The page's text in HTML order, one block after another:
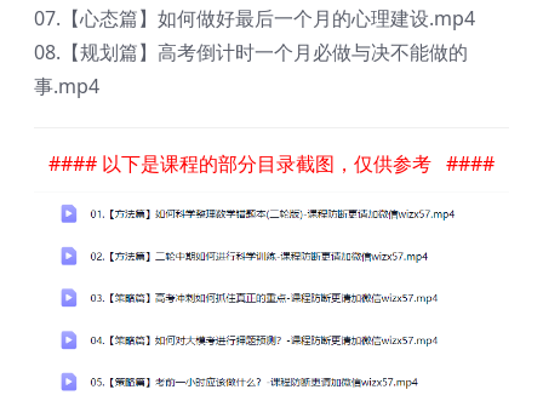
07.【心态篇】如何做好最后一个月的心理建设.mp4
08.【规划篇】高考倒计时一个月必做与决不能做的
事.mp4
#### 以下是课程的部分目录截图，仅供参考 ####